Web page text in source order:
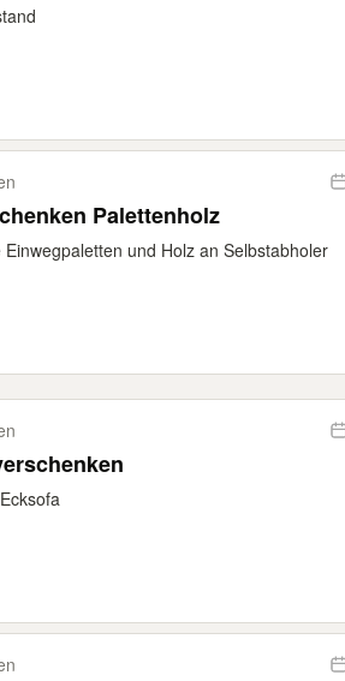
Palettenholz
Einwegpaletten und Holz an Selbstabholer